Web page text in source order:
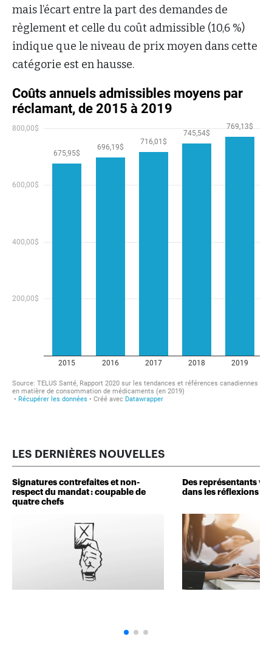
mais l’écart entre la part des demandes de
règlement et celle du coût admissible (10,6 %)
indique que le niveau de prix moyen dans cette
catégorie est en hausse.
LES DERNIÈRES NOUVELLES
Signatures contrefaites et non-
respect du mandat : coupable de
quatre chefs
Des représentants
dans les réflexions de